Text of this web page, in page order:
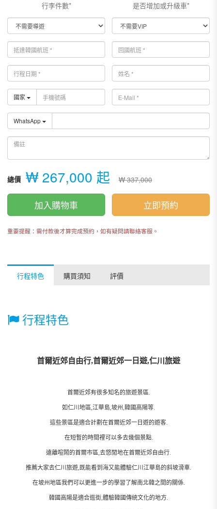
行李件數* 是否增加或升級車*
國家
WhatsApp
總價 ₩ 267,000 起 ₩ 337,000
加入購物車 立即預約
重要提醒：需付款後才算完成預約，如有疑問請聯絡客服。
行程特色 購買須知 評價
行程特色
首爾近郊自由行,首爾近郊一日遊,仁川旅遊
首爾近郊有很多知名的旅遊景區.
如仁川地區,江華島,坡州,韓國高陽等.
這些景區是適合計劃在首爾近郊一日遊的遊客.
在短暫的時間裡可以多去幾個景點.
遠離喧鬧的首爾市區,去悠閒地在首爾近郊自由行.
推薦大家去仁川旅遊,既能看到海又能體驗仁川江華島的斜坡滑車.
在坡州地區我們可以更進一步的學習了解南北韓之間的關係.
韓國高陽是適合逛街,體驗韓國傳統文化的地方.